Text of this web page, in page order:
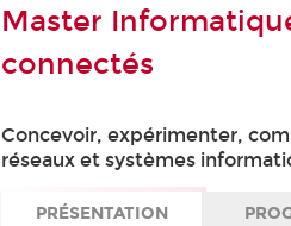
Master
connectés
Concevoir, expérimenter,
réseaux et systèmes
PRÉSENTATION